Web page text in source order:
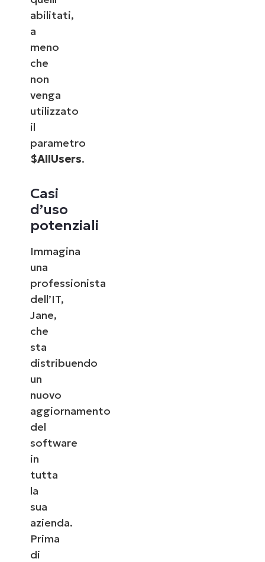
abilitati,
a
meno
che
non
venga
utilizzato
il
parametro
$AllUsers.
Casi
d’uso
potenziali
Immagina
una
professionista
dell’IT,
Jane,
che
sta
distribuendo
un
nuovo
aggiornamento
del
software
in
tutta
la
sua
azienda.
Prima
di